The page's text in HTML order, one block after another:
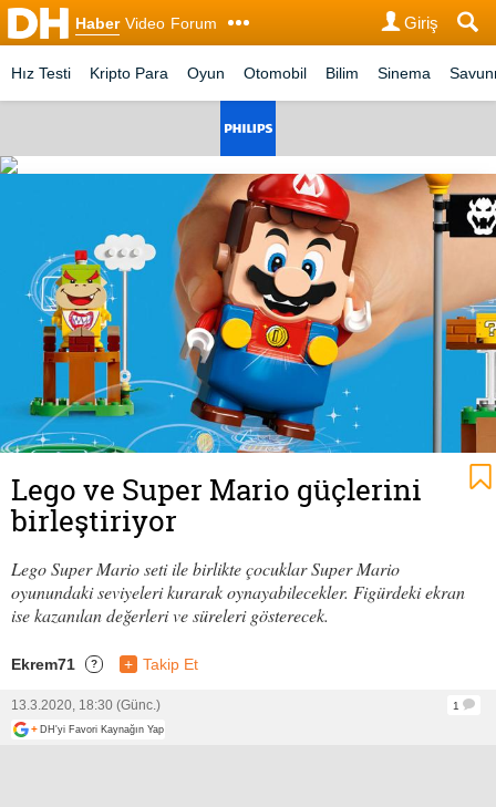
Haber Video Forum Giriş
Hız Testi Kripto Para Oyun Otomobil Bilim Sinema
Lego ve Super Mario güçlerini
birleştiriyor
Lego Super Mario seti ile birlikte çocuklar Super Mario
oyunundaki seviyeleri kurarak oynayabilecekler. Figürdeki ekran
ise kazanılan değerleri ve süreleri gösterecek.
Ekrem71 ? + Takip Et
13.3.2020, 18:30 (Günc.)
1
+ DH'yi Favori Kaynağın Yap